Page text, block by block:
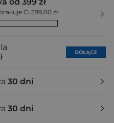
Ci 399,00 zł
DOŁĄCZ
30 dni
30 dni